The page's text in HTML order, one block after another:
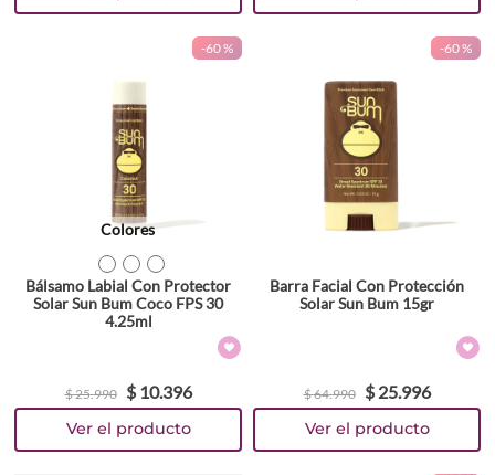
-60 %
Colores
Bálsamo Labial Con Protector
Solar Sun Bum Coco FPS 30
4.25ml
$25.990 $ 10.396
-60 %
Barra Facial Con Protección
Solar Sun Bum 15gr
$64.990 $ 25.996